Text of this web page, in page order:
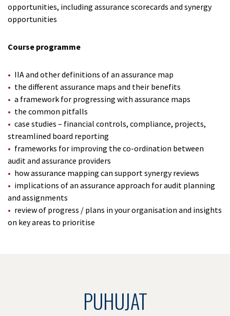
opportunities, including assurance scorecards and synergy
opportunities
Course programme
IIA and other definitions of an assurance map
the different assurance maps and their benefits
a framework for progressing with assurance maps
the common pitfalls
case studies – financial controls, compliance, projects,
streamlined board reporting
frameworks for improving the co-ordination between
audit and assurance providers
how assurance mapping can support synergy reviews
implications of an assurance approach for audit planning
and assignments
review of progress / plans in your organisation and insights
on key areas to prioritise
PUHUJAT